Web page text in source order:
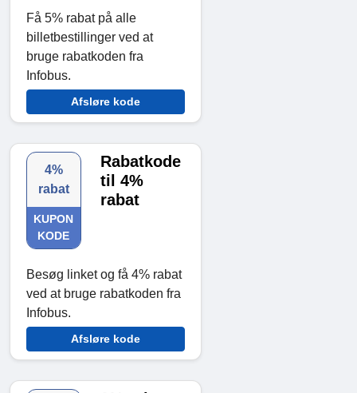
Få 5% rabat på alle
billetbestillinger ved at
bruge rabatkoden fra
Infobus.
Afsløre kode
4%
rabat
KUPON
KODE
Rabatkode
til 4%
rabat
Besøg linket og få 4% rabat
ved at bruge rabatkoden fra
Infobus.
Afsløre kode